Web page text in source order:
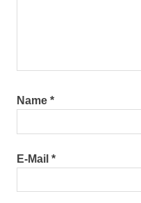
Name *
E-Mail *